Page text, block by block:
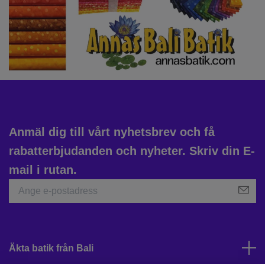
Anmäl dig till vårt nyhetsbrev och få
rabatterbjudanden och nyheter. Skriv din E-
mail i rutan.
Äkta batik från Bali